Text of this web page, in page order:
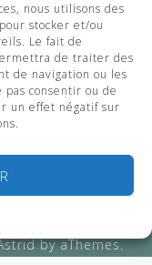
nous utilisons des
stocker et/ou
Le fait de
de traiter des
de navigation ou les
consentir ou de
un effet négatif sur
by aThemes.